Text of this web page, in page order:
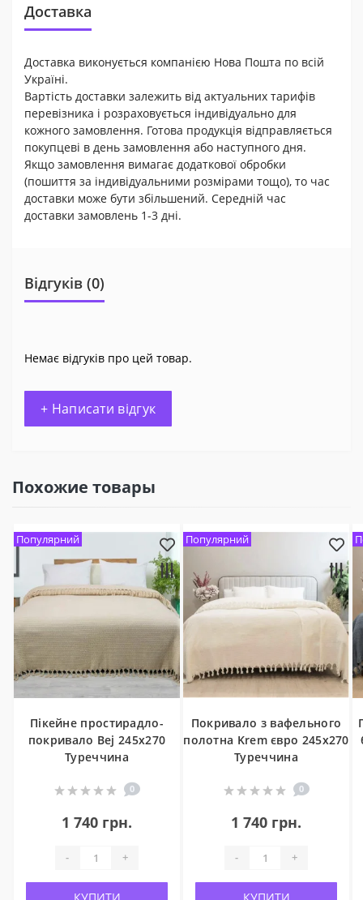
Доставка
Доставка виконується компанією Нова Пошта по всій
Україні.
Вартість доставки залежить від актуальних тарифів
перевізника і розраховується індивідуально для
кожного замовлення. Готова продукція відправляється
покупцеві в день замовлення або наступного дня.
Якщо замовлення вимагає додаткової обробки
(пошиття за індивідуальними розмірами тощо), то час
доставки може бути збільшений. Середній час
доставки замовлень 1-3 дні.
Відгуків (0)
Немає відгуків про цей товар.
+ Написати відгук
Похожие товары
Популярний
Пікейне простирадло-
покривало Bej 245x270
Туреччина
0
1 740 грн.
- +
КУПИТИ
Популярний
Покривало з вафельного
полотна Krem євро 245x270
Туреччина
0
1 740 грн.
- +
КУПИТИ